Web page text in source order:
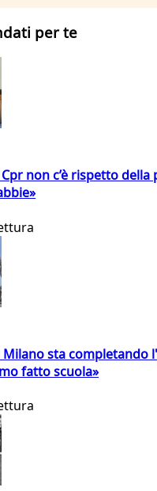
per te
Cpr non c’è rispetto
sta completando
fatto scuola»